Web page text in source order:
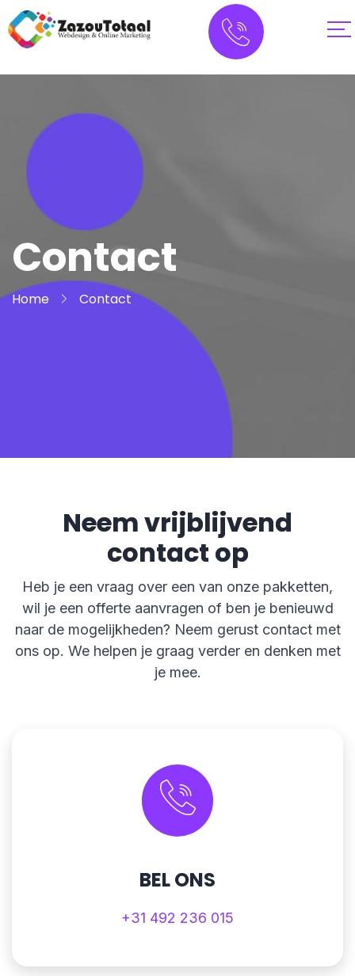
Contact
Home Contact
Neem vrijblijvend
contact op
Heb je een vraag over een van onze pakketten,
wil je een offerte aanvragen of ben je benieuwd
naar de mogelijkheden? Neem gerust contact met
ons op. We helpen je graag verder en denken met
je mee.
BEL ONS
+31 492 236 015